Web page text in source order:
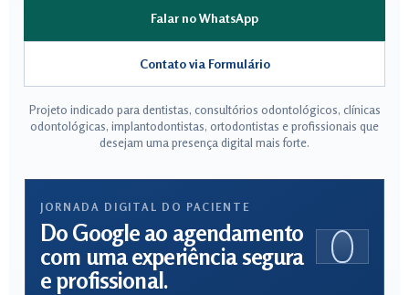
Falar no WhatsApp
Contato via Formulário
Projeto indicado para dentistas, consultórios odontológicos, clínicas
odontológicas, implantodontistas, ortodontistas e profissionais que
desejam uma presença digital mais forte.
JORNADA DIGITAL DO PACIENTE
Do Google ao agendamento
com uma experiência segura
e profissional.